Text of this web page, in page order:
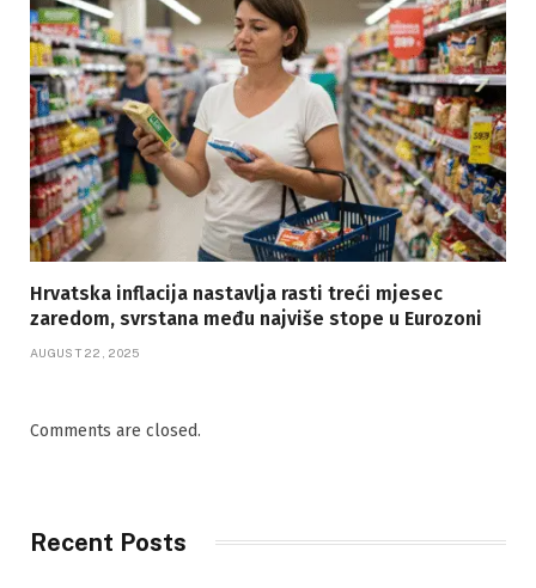
Hrvatska inflacija nastavlja rasti treći mjesec
zaredom, svrstana među najviše stope u Eurozoni
AUGUST 22, 2025
Comments are closed.
Recent Posts